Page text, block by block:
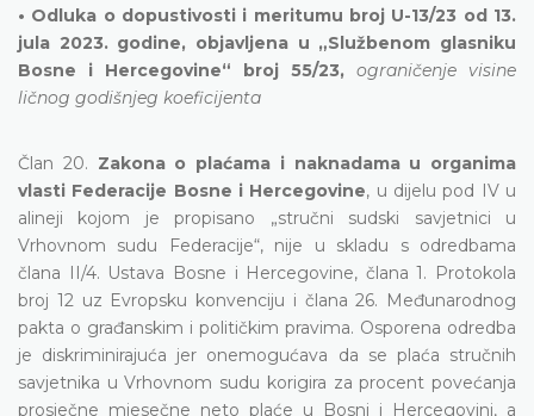
• Odluka o dopustivosti i meritumu broj U-13/23 od 13.
jula 2023. godine, objavljena u „Službenom glasniku
Bosne i Hercegovine“ broj 55/23, ograničenje visine
ličnog godišnjeg koeficijenta
Član 20. Zakona o plaćama i naknadama u organima
vlasti Federacije Bosne i Hercegovine, u dijelu pod IV u
alineji kojom je propisano „stručni sudski savjetnici u
Vrhovnom sudu Federacije“, nije u skladu s odredbama
člana II/4. Ustava Bosne i Hercegovine, člana 1. Protokola
broj 12 uz Evropsku konvenciju i člana 26. Međunarodnog
pakta o građanskim i političkim pravima. Osporena odredba
je diskriminirajuća jer onemogućava da se plaća stručnih
savjetnika u Vrhovnom sudu korigira za procent povećanja
prosječne mjesečne neto plaće u Bosni i Hercegovini, a